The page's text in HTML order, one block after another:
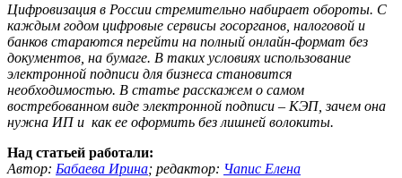
Цифровизация в России стремительно набирает обороты. С
каждым годом цифровые сервисы госорганов, налоговой и
банков стараются перейти на полный онлайн-формат без
документов, на бумаге. В таких условиях использование
электронной подписи для бизнеса становится
необходимостью. В статье расскажем о самом
востребованном виде электронной подписи – КЭП, зачем она
нужна ИП и как ее оформить без лишней волокиты.
Над статьей работали:
Автор: Бабаева Ирина; редактор: Чапис Елена